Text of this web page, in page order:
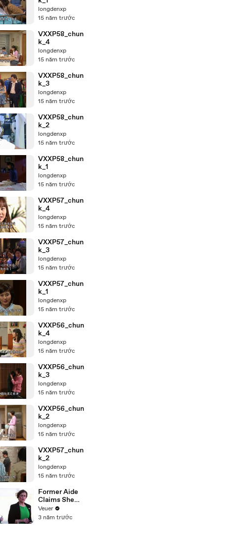
longdenxp
15 năm trước
VXXP58_chun
k_4
longdenxp
15 năm trước
VXXP58_chun
k_3
longdenxp
15 năm trước
VXXP58_chun
k_2
longdenxp
15 năm trước
VXXP58_chun
k_1
longdenxp
15 năm trước
VXXP57_chun
k_4
longdenxp
15 năm trước
VXXP57_chun
k_3
longdenxp
15 năm trước
VXXP57_chun
k_1
longdenxp
15 năm trước
VXXP56_chun
k_4
longdenxp
15 năm trước
VXXP56_chun
k_3
longdenxp
15 năm trước
VXXP56_chun
k_2
longdenxp
15 năm trước
VXXP57_chun
k_2
longdenxp
15 năm trước
Former Aide
Claims She
Was Asked to
Make a ‘Hit
Veuer
3 năm trước